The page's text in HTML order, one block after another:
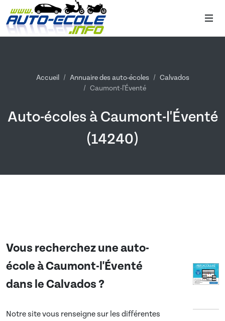
Accueil Annuaire des auto-écoles
Calvados
Caumont-l'Éventé
Auto-écoles à Caumont-l'Éventé
(14240)
Vous recherchez une auto-
école àCaumont-l'Éventé
dans le Calvados ?
Notre site vous renseigne sur les différentes